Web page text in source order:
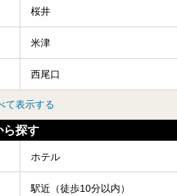
桜井
米津
西尾口
て表示する
ら探す
ホテル
駅近（徒歩10分以内）